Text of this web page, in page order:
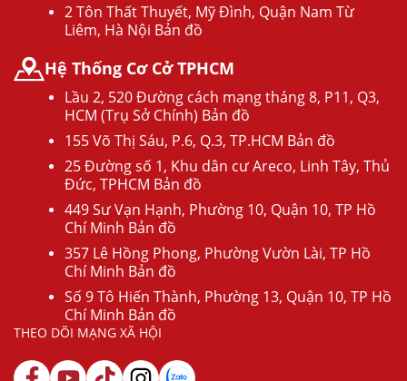
2 Tôn Thất Thuyết, Mỹ Đình, Quận Nam Từ
Liêm, Hà Nội Bản đồ
Hệ Thống Cơ Cở TPHCM
Lầu 2, 520 Đường cách mạng tháng 8, P11, Q3,
HCM (Trụ Sở Chính) Bản đồ
155 Võ Thị Sáu, P.6, Q.3, TP.HCM Bản đồ
25 Đường số 1, Khu dân cư Areco, Linh Tây, Thủ
Đức, TPHCM Bản đồ
449 Sư Vạn Hạnh, Phường 10, Quận 10, TP Hồ
Chí Minh Bản đồ
357 Lê Hồng Phong, Phường Vườn Lài, TP Hồ
Chí Minh Bản đồ
Số 9 Tô Hiến Thành, Phường 13, Quận 10, TP Hồ
Chí Minh Bản đồ
THEO DÕI MẠNG XÃ HỘI